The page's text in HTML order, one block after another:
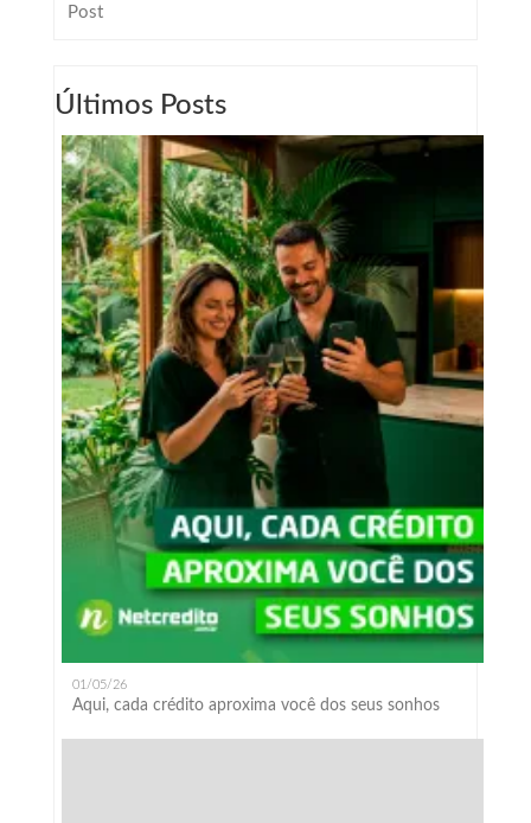
Post
Últimos Posts
01/05/26
Aqui, cada crédito aproxima você dos seus sonhos